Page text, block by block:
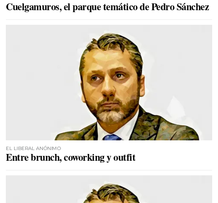
Cuelgamuros, el parque temático de Pedro Sánchez
EL LIBERAL ANÓNIMO
Entre brunch, coworking y outfit